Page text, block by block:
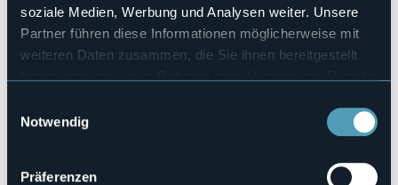
soziale Medien, Werbung und Analysen weiter. Unsere
Partner führen diese Informationen möglicherweise mit
weiteren Daten zusammen, die Sie ihnen bereitgestellt
Notwendig
Präferenzen
Anzahl der Betten
9
Telefon
+39 347 5091988 / +39 0324 243990
103012-ALB-00002